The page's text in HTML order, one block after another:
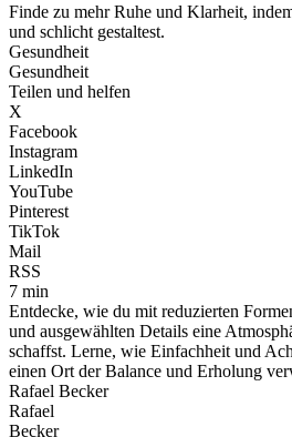
Finde zu mehr Ruhe und Klarheit,
und schlicht gestaltest.
Gesundheit
Gesundheit
Teilen und helfen
X
Facebook
Instagram
LinkedIn
YouTube
Pinterest
TikTok
Mail
RSS
7 min
Entdecke, wie du mit reduzierten
und ausgewählten Details eine
schaffst. Lerne, wie Einfachheit und
einen Ort der Balance und Erholung
Rafael Becker
Rafael
Becker